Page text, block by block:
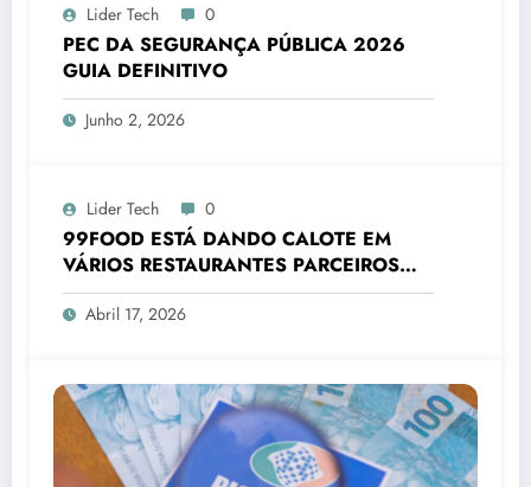
Lider Tech 0
PEC DA SEGURANÇA PÚBLICA 2026
GUIA DEFINITIVO
Junho 2, 2026
Lider Tech 0
99FOOD ESTÁ DANDO CALOTE EM
VÁRIOS RESTAURANTES PARCEIROS
2026
Abril 17, 2026